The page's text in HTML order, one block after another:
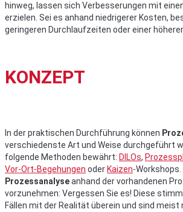
hinweg, lassen sich Verbesserungen mit
erzielen. Sei es anhand niedrigerer Kosten,
geringeren Durchlaufzeiten oder einer
KONZEPT
In der praktischen Durchführung können
verschiedenste Art und Weise durchgeführt
folgende Methoden bewährt: DILOs,
Vor-Ort-Begehungen oder Kaizen-Workshops.
Prozessanalyseanhand der vorhandenen
vorzunehmen: Vergessen Sie es! Diese
Fällen mit der Realität überein und sind